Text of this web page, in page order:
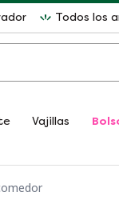
Todos los
Vajillas